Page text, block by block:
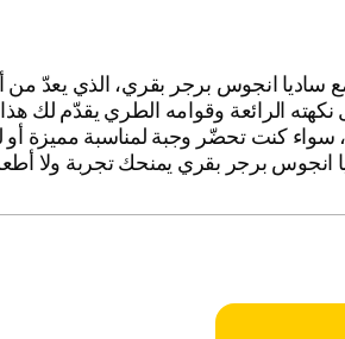
ساديا انجوس برجر بقري، الذي يعدّ
الرائعة وقوامه الطري يقدّم لك
سواء كنت تحضّر وجبة لمناسبة مميزة أو
انجوس برجر بقري يمنحك تجربة ولا